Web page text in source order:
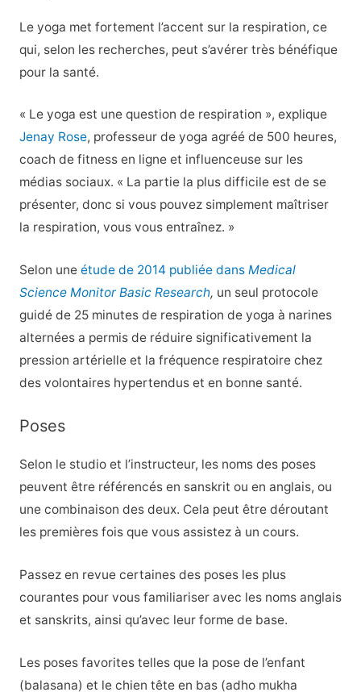
Le yoga met fortement l’accent sur la respiration, ce
qui, selon les recherches, peut s’avérer très bénéfique
pour la santé.
« Le yoga est une question de respiration », explique
Jenay Rose, professeur de yoga agréé de 500 heures,
coach de fitness en ligne et influenceuse sur les
médias sociaux. « La partie la plus difficile est de se
présenter, donc si vous pouvez simplement maîtriser
la respiration, vous vous entraînez. »
Selon une étude de 2014 publiée dans Medical
Science Monitor Basic Research, un seul protocole
guidé de 25 minutes de respiration de yoga à narines
alternées a permis de réduire significativement la
pression artérielle et la fréquence respiratoire chez
des volontaires hypertendus et en bonne santé.
Poses
Selon le studio et l’instructeur, les noms des poses
peuvent être référencés en sanskrit ou en anglais, ou
une combinaison des deux. Cela peut être déroutant
les premières fois que vous assistez à un cours.
Passez en revue certaines des poses les plus
courantes pour vous familiariser avec les noms anglais
et sanskrits, ainsi qu’avec leur forme de base.
Les poses favorites telles que la pose de l’enfant
(balasana) et le chien tête en bas (adho mukha